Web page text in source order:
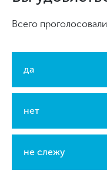
Всего
да
нет
не слежу